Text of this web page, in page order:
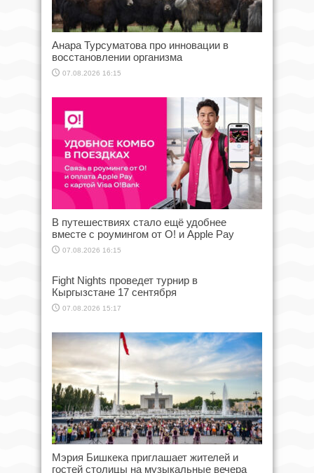
Анара Турсуматова про инновации в
восстановлении организма
07.08.2026 16:15
В путешествиях стало ещё удобнее
вместе с роумингом от О! и Apple Pay
07.08.2026 16:15
Fight Nights проведет турнир в
Кыргызстане 17 сентября
07.08.2026 15:17
Мэрия Бишкека приглашает жителей и
гостей столицы на музыкальные вечера